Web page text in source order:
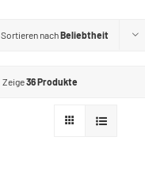
Sortieren nachBeliebtheit
Zeige36 Produkte